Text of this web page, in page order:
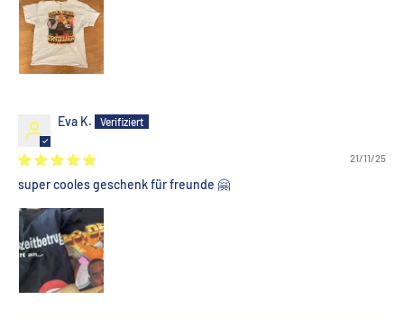
Eva K.
21/11/25
super cooles geschenk für freunde 🤗